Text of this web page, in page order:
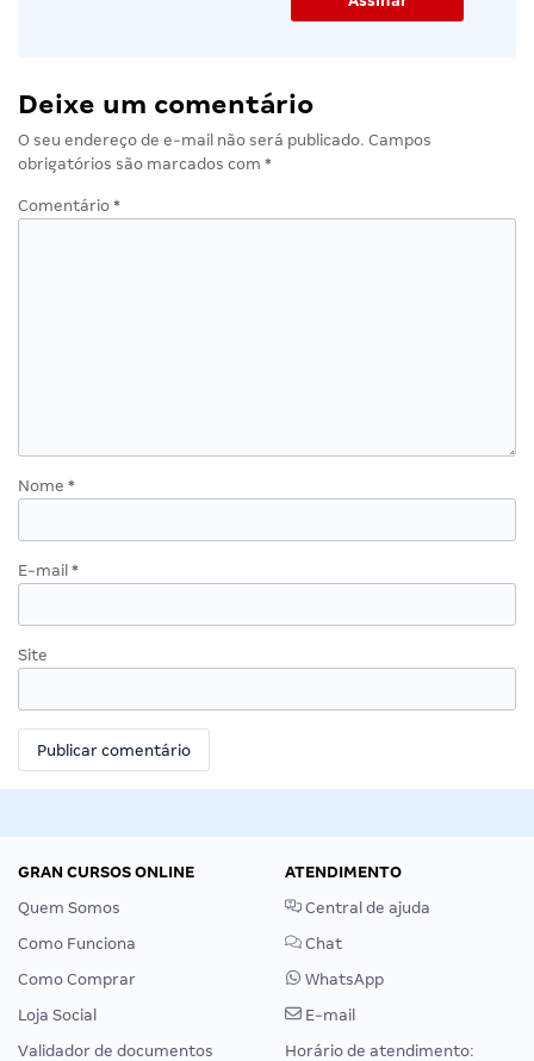
Deixe um comentário
O seu endereço de e-mail não será publicado. Campos
obrigatórios são marcados com *
Comentário *
Nome *
E-mail *
Site
GRAN CURSOS ONLINE
Quem Somos
Como Funciona
Como Comprar
Loja Social
Validador de documentos
ATENDIMENTO
Central de ajuda
Chat
WhatsApp
E-mail
Horário de atendimento: